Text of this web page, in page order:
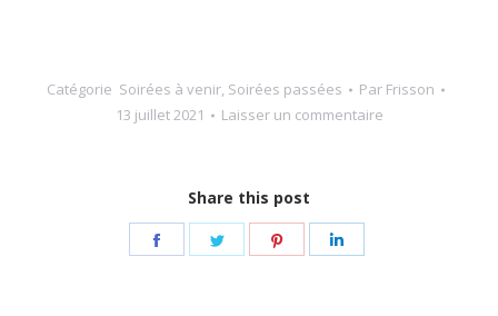
Catégorie Soirées à venir, Soirées passées Par Frisson
13 juillet 2021
Laisser un commentaire
Share this post
Share
Share
Share